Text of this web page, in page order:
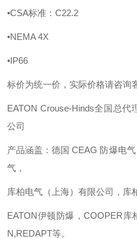
•CSA标准：C22.2
•NEMA 4X
•IP66
标价为统一价，实际价格请咨询
EATON Crouse-Hinds全国总
公司
产品涵盖：德国 CEAG 防爆电
气，
库柏电气（上海）有限公司，库
EATON伊顿防爆，COOPER库
N,REDAPT等。